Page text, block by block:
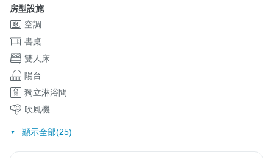
房型設施
空調
書桌
雙人床
陽台
獨立淋浴間
吹風機
顯示全部(25)